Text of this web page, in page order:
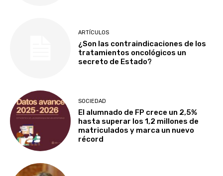
ARTÍCULOS
¿Son las contraindicaciones de los
tratamientos oncológicos un
secreto de Estado?
SOCIEDAD
El alumnado de FP crece un 2,5%
hasta superar los 1,2 millones de
matriculados y marca un nuevo
récord